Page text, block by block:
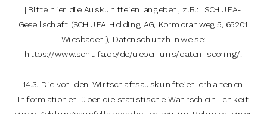
[Bitte hier die Auskunfteien angeben, z.B.:] SCHUFA-
Gesellschaft (SCHUFA Holding AG, Kormoranweg 5, 65201
Wiesbaden), Datenschutzhinweise:
https://www.schufa.de/de/ueber-uns/daten-scoring/.
14.3. Die von den Wirtschaftsauskunfteien erhaltenen
Informationen über die statistische Wahrscheinlichkeit